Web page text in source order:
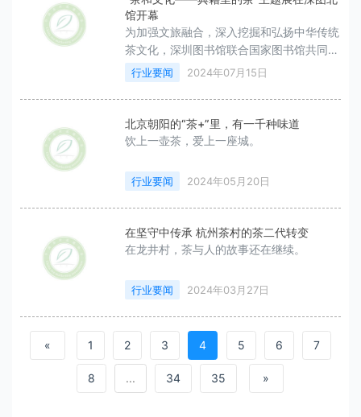
馆开幕
为加强文旅融合，深入挖掘和弘扬中华传统
茶文化，深圳图书馆联合国家图书馆共同举
办“茶和文化——典籍里的茶”主题展。
行业要闻 2024年07月15日
北京朝阳的“茶+”里，有一千种味道
饮上一壶茶，爱上一座城。
行业要闻 2024年05月20日
在坚守中传承 杭州茶村的茶二代转变
在龙井村，茶与人的故事还在继续。
行业要闻 2024年03月27日
« 1 2 3 4 5 6 7
8 ... 34 35 »